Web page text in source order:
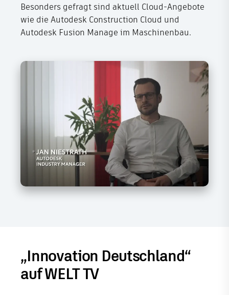
Besonders gefragt sind aktuell Cloud-Angebote
wie die Autodesk Construction Cloud und
Autodesk Fusion Manage im Maschinenbau.
„Innovation Deutschland“
auf WELT TV